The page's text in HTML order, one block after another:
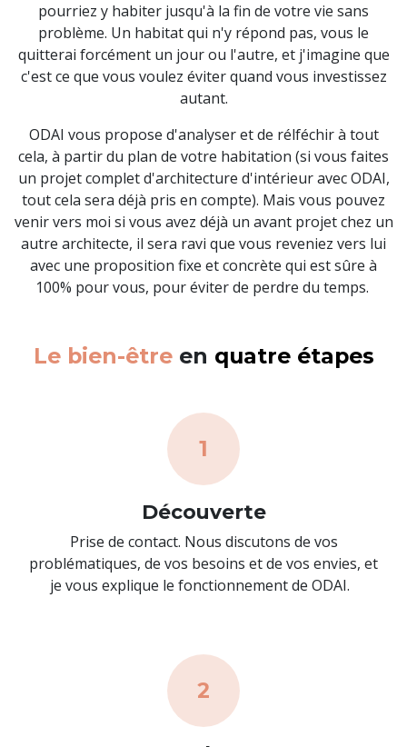
pourriez y habiter jusqu'à la fin de votre vie sans
problème. Un habitat qui n'y répond pas, vous le
quitterai forcément un jour ou l'autre, et j'imagine que
c'est ce que vous voulez éviter quand vous investissez
autant.
ODAI vous propose d'analyser et de rélféchir à tout
cela, à partir du plan de votre habitation (si vous faites
un projet complet d'architecture d'intérieur avec ODAI,
tout cela sera déjà pris en compte). Mais vous pouvez
venir vers moi si vous avez déjà un avant projet chez un
autre architecte, il sera ravi que vous reveniez vers lui
avec une proposition fixe et concrète qui est sûre à
100% pour vous, pour éviter de perdre du temps.
Le bien-être en quatre étapes
1
Découverte
Prise de contact. Nous discutons de vos
problématiques, de vos besoins et de vos envies, et
je vous explique le fonctionnement de ODAI.
2